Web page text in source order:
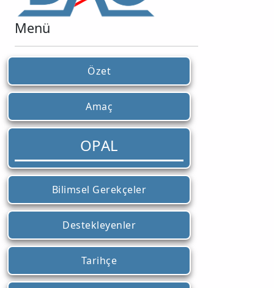
Menü
Özet
Amaç
OPAL
Bilimsel Gerekçeler
Destekleyenler
Tarihçe